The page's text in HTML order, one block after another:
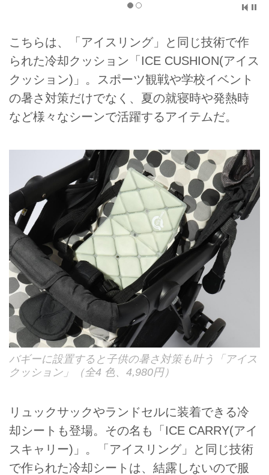
こちらは、「アイスリング」と同じ技術で作
られた冷却クッション「ICE CUSHION(アイス
クッション)」。スポーツ観戦や学校イベント
の暑さ対策だけでなく、夏の就寝時や発熱時
など様々なシーンで活躍するアイテムだ。
バギーに設置すると子供の暑さ対策も叶う「アイス
クッション」（全4 色、4,980円）
リュックサックやランドセルに装着できる冷
却シートも登場。その名も「ICE CARRY(アイ
スキャリー)」。「アイスリング」と同じ技術
で作られた冷却シートは、結露しないので服